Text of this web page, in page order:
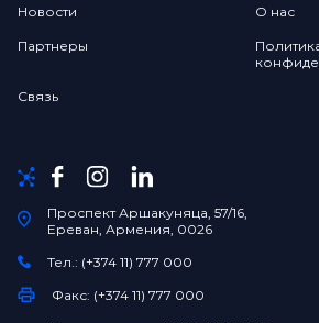
Новости О нас
Партнеры
Связь
Проспект Аршакуняца, 57/16,
Ереван, Армения, 0026
Тел.: (+374 11) 777 000
Факс: (+374 11) 777 000